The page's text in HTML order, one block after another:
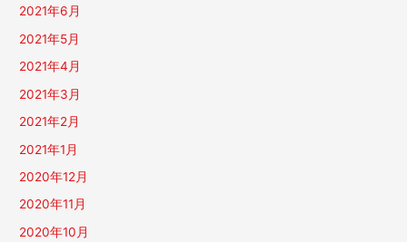
2021年6月
2021年5月
2021年4月
2021年3月
2021年2月
2021年1月
2020年12月
2020年11月
2020年10月